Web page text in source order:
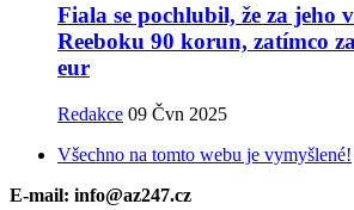
Fiala se pochlubil, že za jeho
Reeboku 90 korun, zatímco
eur
Redakce 09 Čvn 2025
Všechno na tomto webu je vymyšlené!
E-mail: info@az247.cz